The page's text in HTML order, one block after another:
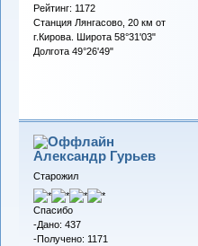
Рейтинг: 1172
Станция Лянгасово, 20 км от
г.Кирова. Широта 58°31'03"
Долгота 49°26'49"
Александр Гурьев
Старожил
Спасибо
-Дано: 437
-Получено: 1171